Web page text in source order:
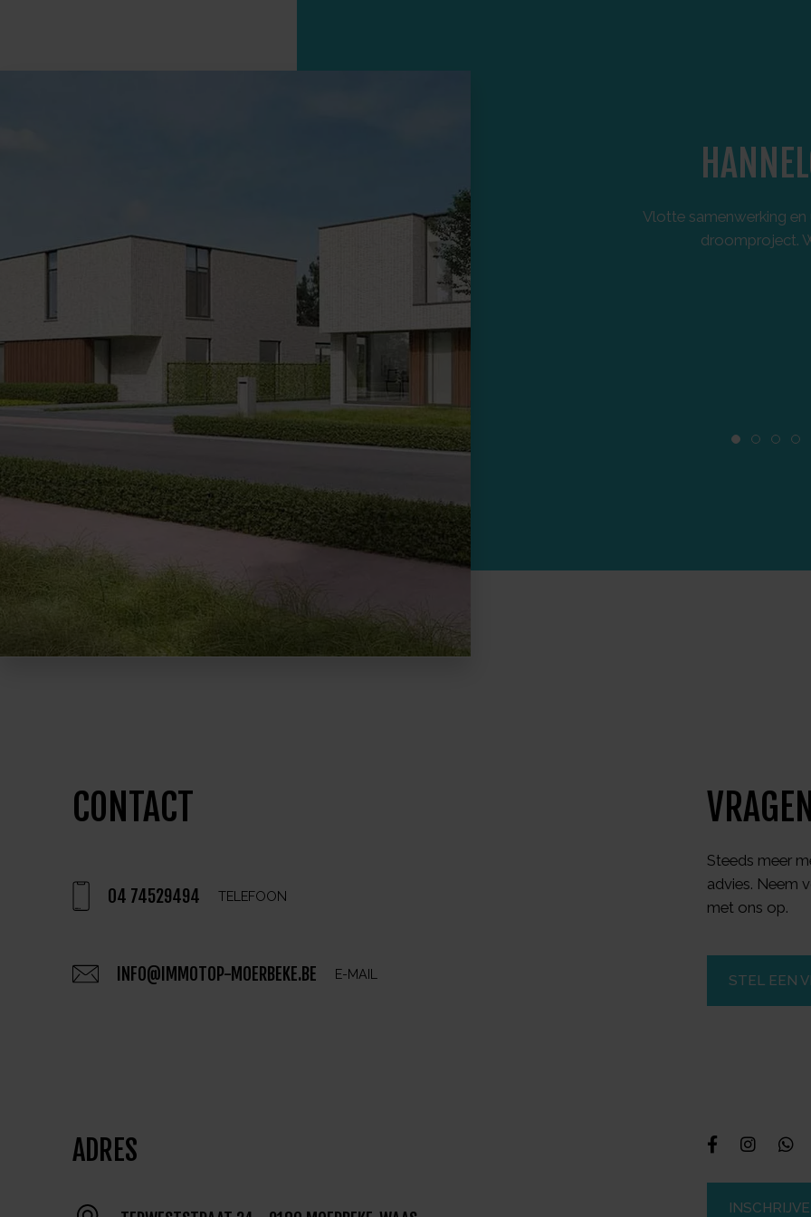
Vlotte samenwerking
droomproject.
CONTACT
04 74529494 TELEFOON
INFO@IMMOTOP-MOERBEKE.BE E-MAIL
Steeds meer
advies. Neem
met ons op.
STEL EEN
ADRES